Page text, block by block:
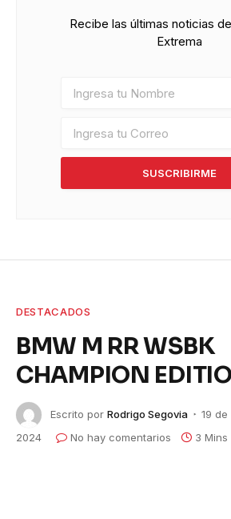
Recibe las últimas noticias
Extrema
SUSCRIBIRME
DESTACADOS
BMW M RR WSBK
CHAMPION
Escrito por Rodrigo Segovia
19
2024
No hay comentarios 3